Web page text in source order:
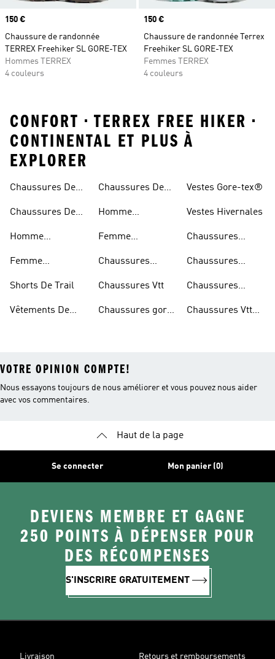
Prix
150 €
Chaussure de randonnée
TERREX Freehiker SL GORE-TEX
Hommes TERREX
4 couleurs
Prix
150 €
Chaussure de randonnée Terrex
Freehiker SL GORE-TEX
Femmes TERREX
4 couleurs
CONFORT • TERREX FREE HIKER •
CONTINENTAL ET PLUS À
EXPLORER
Chaussures De
Chaussures De
Imperméables
Homme
Trail
Femme
Trail
Shorts De Trail
Vêtements De
Chaussures De
Homme
Randonnée
Femme
Randonnée
Chaussures
Chaussures Vtt
Chaussures gore-
Vestes Gore-tex®
Vestes Hivernales
Chaussures
Chaussures
Chaussures
Randonnée
Chaussures Vtt
VOTRE OPINION COMPTE!
Nous essayons toujours de nous améliorer et vous pouvez nous aider
avec vos commentaires.
Haut de la page
Se connecter Mon panier (0)
DEVIENS MEMBRE ET GAGNE
250 POINTS À DÉPENSER POUR
DES RÉCOMPENSES
S'INSCRIRE GRATUITEMENT
Livraison Retours et remboursements